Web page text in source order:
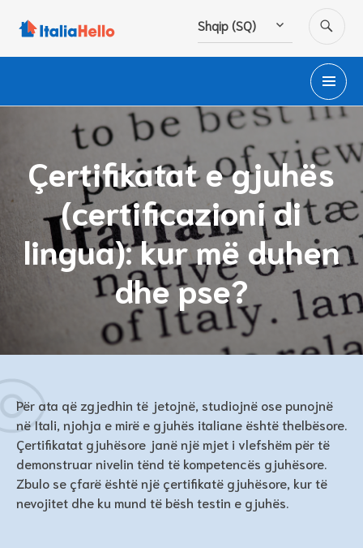
Shqip (SQ)
Çertifikatat e gjuhës
(certificazioni di
lingua): kur më duhen
dhe pse?
Për ata që zgjedhin të jetojnë, studiojnë ose punojnë
në Itali, njohja e mirë e gjuhës italiane është thelbësore.
Çertifikatat gjuhësore janë një mjet i vlefshëm për të
demonstruar nivelin tënd të kompetencës gjuhësore.
Zbulo se çfarë është një çertifikatë gjuhësore, kur të
nevojitet dhe ku mund të bësh testin e gjuhës.